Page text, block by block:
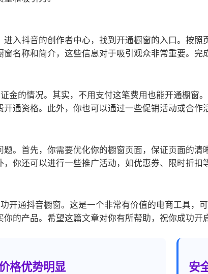
入抖音的创作者中心，找到开通橱窗的入口。按照
名称和简介，这些信息对于吸引观众非常重要。完
金的情况。其实，不用支付这笔费用也能开通橱窗
通资格。此外，你也可以通过一些促销活动或合作
。首先，你需要优化你的橱窗页面，保证页面的清
你还可以进行一些推广活动，如优惠券、限时折扣
开通抖音橱窗。这是一个非常有价值的电商工具，
的产品。希望这篇文章对你有所帮助，祝你成功开
格优势明显 安